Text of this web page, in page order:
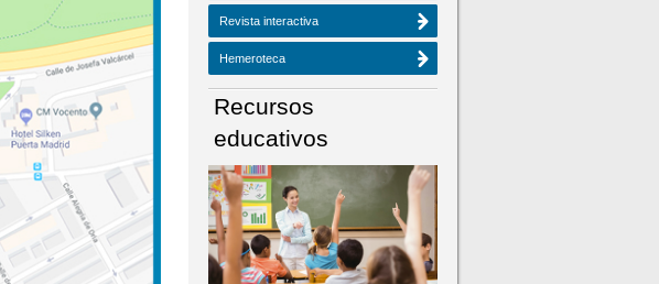
Revista interactiva
Hemeroteca
Recursos
educativos